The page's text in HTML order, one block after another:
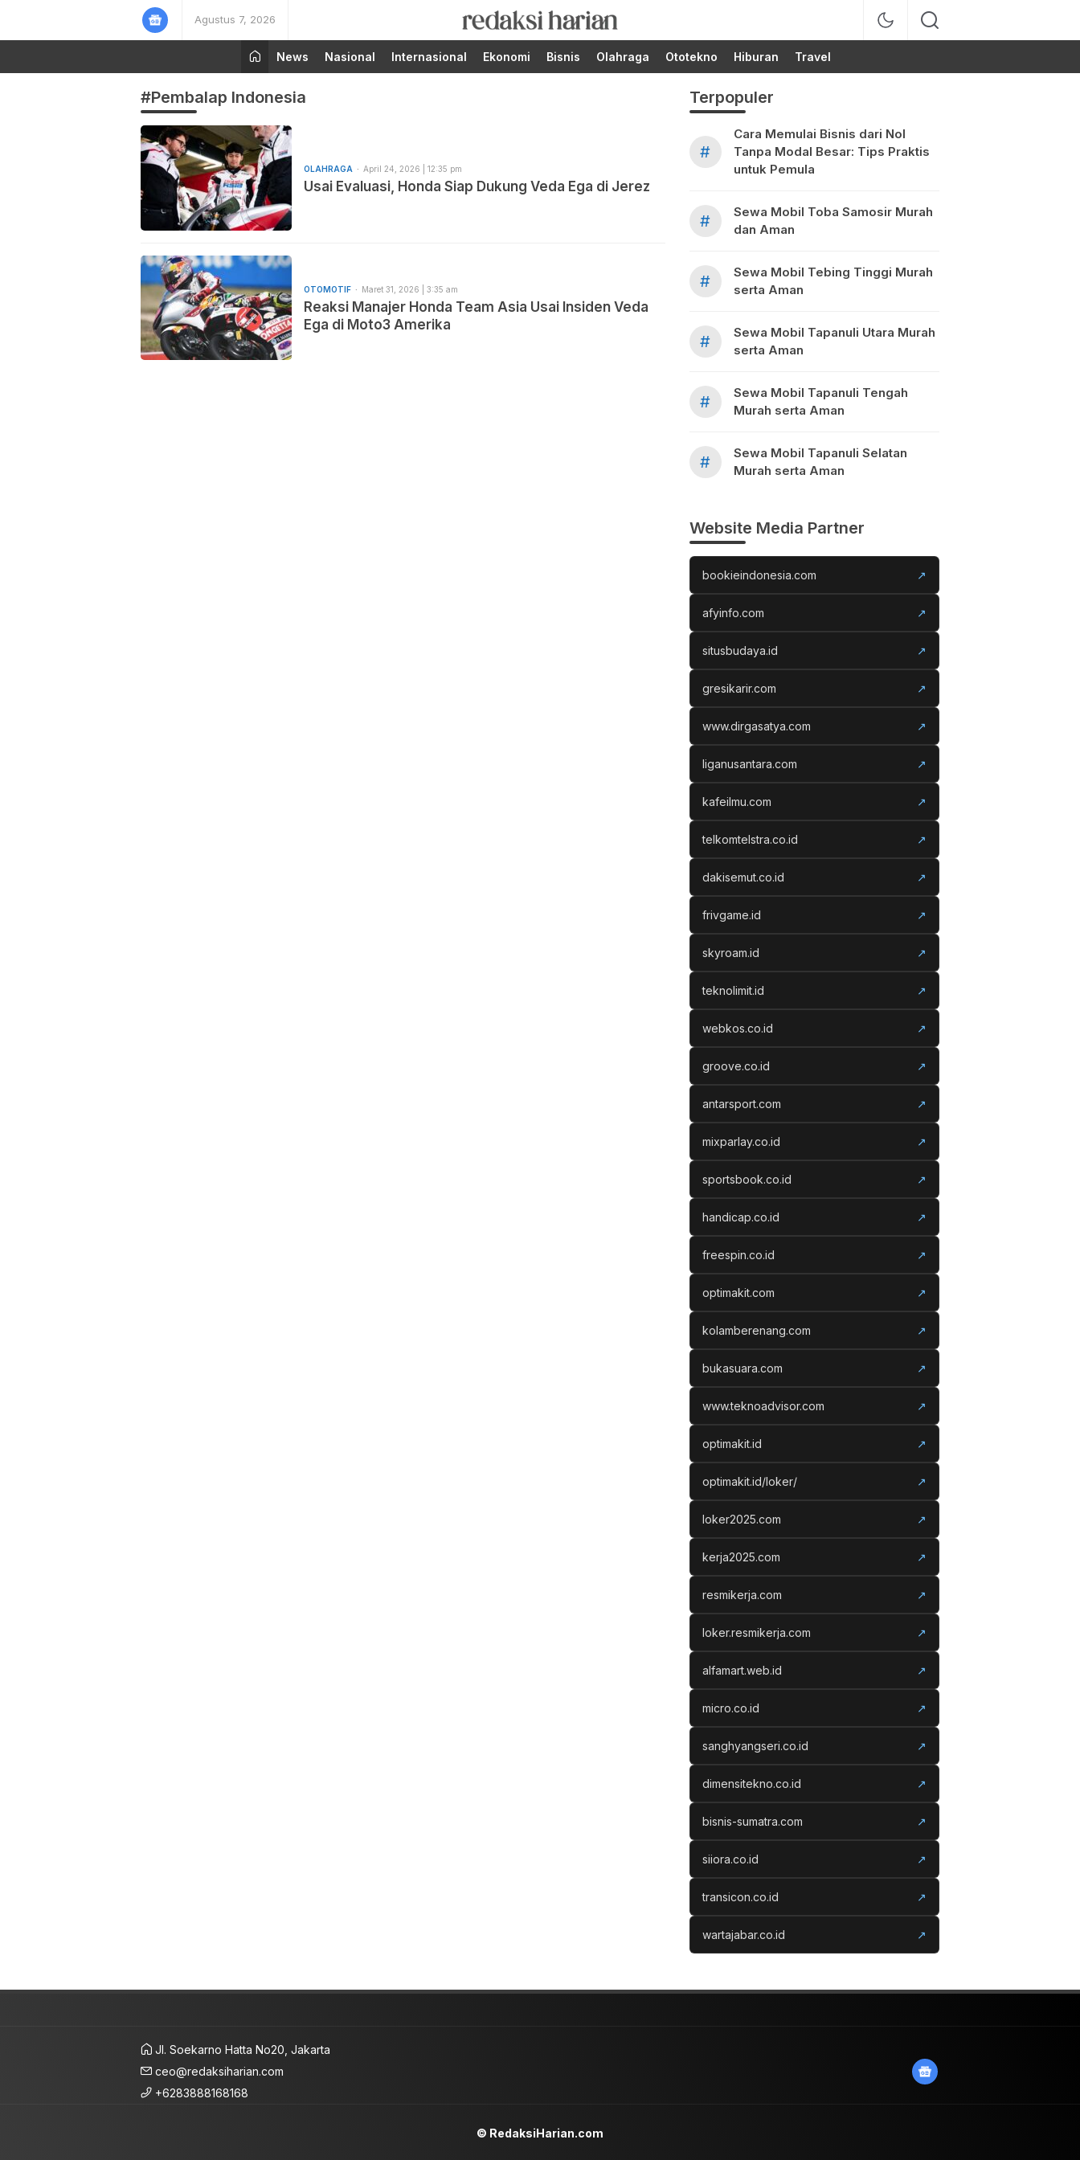
Agustus 7, 2026
RedaksiHarian.com
Berita Terupdate dari
Redaksi Harian!
News
Nasional Internasional Ekonomi Bisnis Olahraga Ototekno Hiburan Travel
#Pembalap Indonesia
OLAHRAGA April 24, 2026 | 12:35 pm
Usai Evaluasi, Honda Siap Dukung Veda Ega di Jerez
OTOMOTIF Maret 31, 2026 | 3:35 am
Reaksi Manajer Honda Team Asia Usai Insiden Veda
Ega di Moto3 Amerika
Terpopuler
#
Cara Memulai Bisnis dari Nol
Tanpa Modal Besar: Tips Praktis
untuk Pemula
#
Sewa Mobil Toba Samosir Murah
dan Aman
#
Sewa Mobil Tebing Tinggi Murah
serta Aman
#
Sewa Mobil Tapanuli Utara Murah
serta Aman
#
Sewa Mobil Tapanuli Tengah
Murah serta Aman
#
Sewa Mobil Tapanuli Selatan
Murah serta Aman
Website Media Partner
bookieindonesia.com ↗
afyinfo.com ↗
situsbudaya.id ↗
gresikarir.com ↗
www.dirgasatya.com ↗
liganusantara.com ↗
kafeilmu.com ↗
telkomtelstra.co.id ↗
dakisemut.co.id ↗
frivgame.id ↗
skyroam.id ↗
teknolimit.id ↗
webkos.co.id ↗
groove.co.id ↗
antarsport.com ↗
mixparlay.co.id ↗
sportsbook.co.id ↗
handicap.co.id ↗
freespin.co.id ↗
optimakit.com ↗
kolamberenang.com ↗
bukasuara.com ↗
www.teknoadvisor.com ↗
optimakit.id ↗
optimakit.id/loker/ ↗
loker2025.com ↗
kerja2025.com ↗
resmikerja.com ↗
loker.resmikerja.com ↗
alfamart.web.id ↗
micro.co.id ↗
sanghyangseri.co.id ↗
dimensitekno.co.id ↗
bisnis-sumatra.com ↗
siiora.co.id ↗
transicon.co.id ↗
wartajabar.co.id ↗
Jl. Soekarno Hatta No20, Jakarta
ceo@redaksiharian.com
+6283888168168
© RedaksiHarian.com